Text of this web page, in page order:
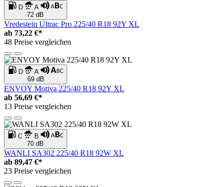
D
A
72 dB
Vredestein Ultrac Pro 225/40 R18 92Y XL
ab 73,22 €*
48 Preise vergleichen
D
A
69 dB
ENVOY Motiva 225/40 R18 92Y XL
ab 56,69 €*
13 Preise vergleichen
C
B
70 dB
WANLI SA302 225/40 R18 92W XL
ab 89,47 €*
23 Preise vergleichen